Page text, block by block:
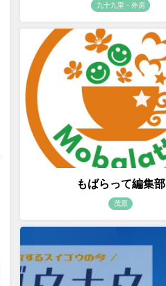
九十九里・外房
もばらって編集部
茂原